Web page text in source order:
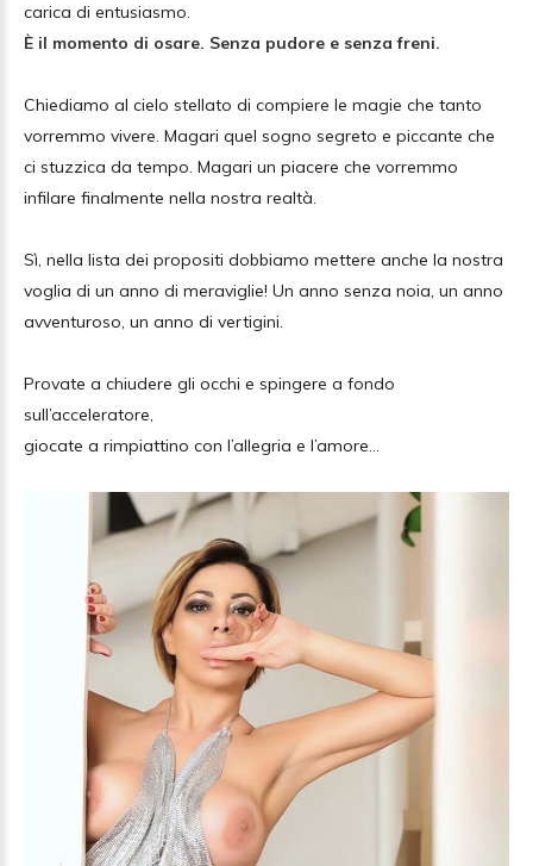
carica di entusiasmo.
È il momento di osare. Senza pudore e senza freni.
Chiediamo al cielo stellato di compiere le magie che tanto
vorremmo vivere. Magari quel sogno segreto e piccante che
ci stuzzica da tempo. Magari un piacere che vorremmo
infilare finalmente nella nostra realtà.
Sì, nella lista dei propositi dobbiamo mettere anche la nostra
voglia di un anno di meraviglie! Un anno senza noia, un anno
avventuroso, un anno di vertigini.
Provate a chiudere gli occhi e spingere a fondo
sull’acceleratore,
giocate a rimpiattino con l’allegria e l’amore…